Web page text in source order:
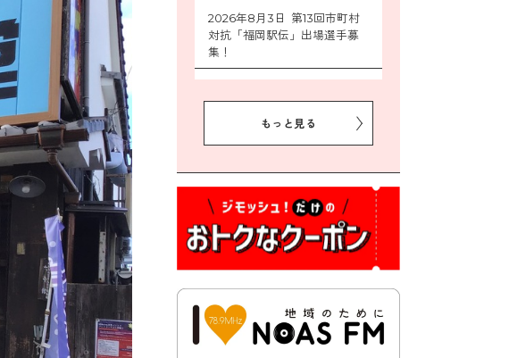
2026年8月3日 第13回市町村
対抗「福岡駅伝」出場選手募
集！
地震義援金の受付について
務委託に係る質問回答につい
2026年7月31日 市税等の納付
書が変わります！
2026年7月30日 豊前市立学校
もっと見る